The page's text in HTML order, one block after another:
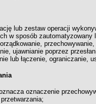
lub zestaw operacji
w sposób
ujawnianie poprzez
lub łączenie, ograniczanie,
oznaczenie